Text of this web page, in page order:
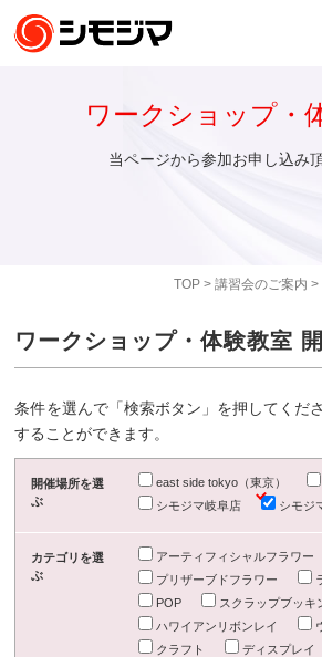
TOP> 講習会のご案内 >
ワークショップ・
当ページから参加お申し込み
ワークショップ・体験教室
条件を選んで「検索ボタン」を押してくだ
することができます。
開催場所を選
ぶ
east side tokyo（東京）
シモジマ岐阜店
シモジ
カテゴリを選
ぶ
アーティフィシャルフラワー
プリザーブドフラワー
POP
スクラップブッキ
ハワイアンリボンレイ
クラフト
ディスプレイ